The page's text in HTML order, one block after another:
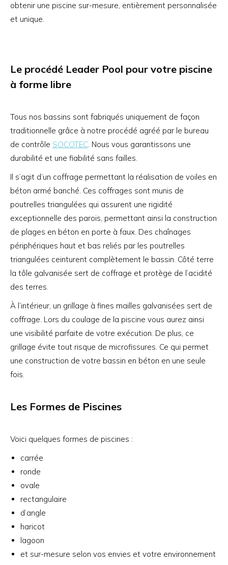
obtenir une piscine sur-mesure, entièrement personnalisée
et unique.
Le procédé Leader Pool pour votre piscine
à forme libre
Tous nos bassins sont fabriqués uniquement de façon
traditionnelle grâce à notre procédé agréé par le bureau
de contrôle SOCOTEC. Nous vous garantissons une
durabilité et une fiabilité sans failles.
Il s’agit d’un coffrage permettant la réalisation de voiles en
béton armé banché. Ces coffrages sont munis de
poutrelles triangulées qui assurent une rigidité
exceptionnelle des parois, permettant ainsi la construction
de plages en béton en porte à faux. Des chaînages
périphériques haut et bas reliés par les poutrelles
triangulées ceinturent complètement le bassin. Côté terre
la tôle galvanisée sert de coffrage et protège de l’acidité
des terres.
À l’intérieur, un grillage à fines mailles galvanisées sert de
coffrage. Lors du coulage de la piscine vous aurez ainsi
une visibilité parfaite de votre exécution. De plus, ce
grillage évite tout risque de microfissures. Ce qui permet
une construction de votre bassin en béton en une seule
fois.
Les Formes de Piscines
Voici quelques formes de piscines :
carrée
ronde
ovale
rectangulaire
d’angle
haricot
lagoon
et sur-mesure selon vos envies et votre environnement